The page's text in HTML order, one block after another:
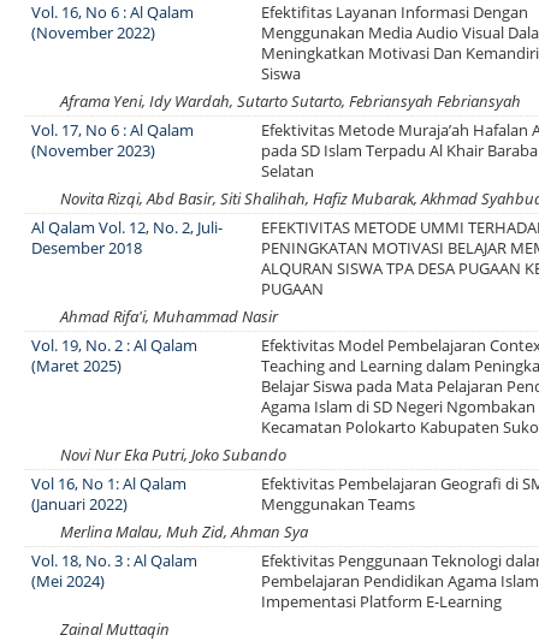
Vol. 16, No 6 : Al Qalam
(November 2022)
Efektifitas Layanan Informasi Dengan
Menggunakan Media Audio Visual
Meningkatkan Motivasi Dan
Siswa
Aframa Yeni, Idy Wardah, Sutarto Sutarto, Febriansyah Febriansyah
Vol. 17, No 6 : Al Qalam
(November 2023)
Efektivitas Metode Muraja’ah Hafalan
pada SD Islam Terpadu Al Khair
Selatan
Novita Rizqi, Abd Basir, Siti Shalihah, Hafiz Mubarak, Akhmad
Al Qalam Vol. 12, No. 2, Juli-
Desember 2018
EFEKTIVITAS METODE UMMI
PENINGKATAN MOTIVASI BELAJAR
ALQURAN SISWA TPA DESA PUGAAN
PUGAAN
Ahmad Rifa'i, Muhammad Nasir
Vol. 19, No. 2 : Al Qalam
(Maret 2025)
Efektivitas Model Pembelajaran
Teaching and Learning dalam
Belajar Siswa pada Mata Pelajaran
Agama Islam di SD Negeri Ngombakan
Kecamatan Polokarto Kabupaten
Novi Nur Eka Putri, Joko Subando
Vol 16, No 1: Al Qalam
(Januari 2022)
Efektivitas Pembelajaran Geografi di
Menggunakan Teams
Merlina Malau, Muh Zid, Ahman Sya
Vol. 18, No. 3 : Al Qalam
(Mei 2024)
Efektivitas Penggunaan Teknologi
Pembelajaran Pendidikan Agama
Impementasi Platform E-Learning
Zainal Muttaqin